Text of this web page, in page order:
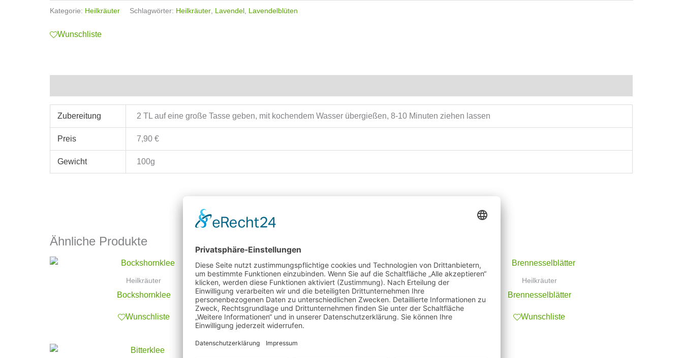
Kategorie: Heilkräuter Schlagwörter: Heilkräuter Lavendel Lavendelblüten
Wunschliste
Zubereitung 2 TL auf eine große Tasse geben, mit kochendem Wasser übergießen, 8-10 Minuten ziehen lassen
Preis 7,90 €
Gewicht 100g
Ähnliche Produkte
Heilkräuter
Bockshornklee
Wunschliste
Heilkräuter
Blutwurz
Wunschliste
Heilkräuter
Brennesselblätter
Wunschliste